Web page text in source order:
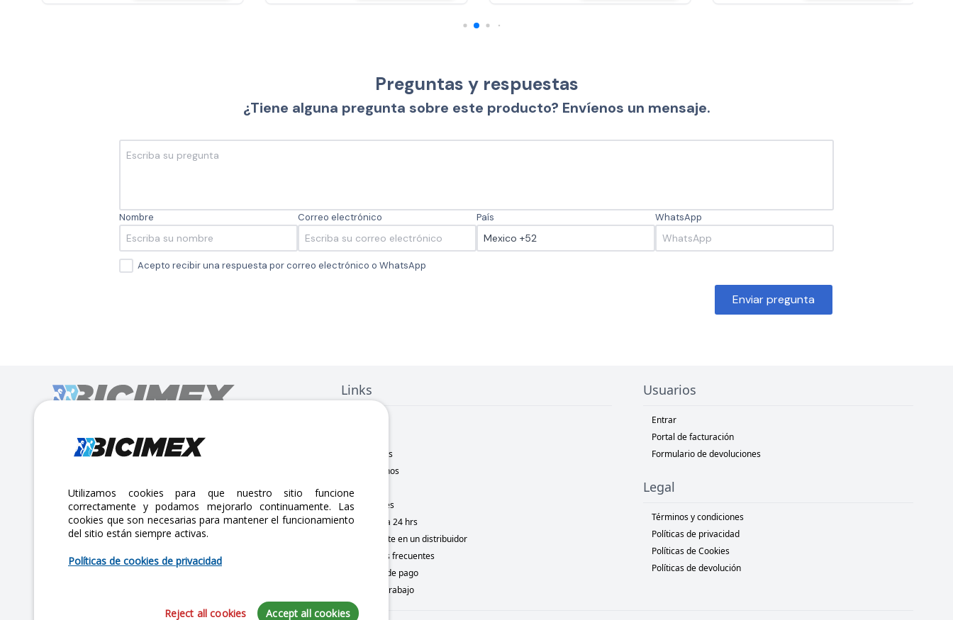
Preguntas y respuestas
¿Tiene alguna pregunta sobre este producto? Envíenos un mensaje.
Nombre Correo electrónico País WhatsApp
Acepto recibir una respuesta por correo electrónico o WhatsApp
Enviar pregunta
Calle Lago Müritz No. 30 Col. Mariano Escobedo,
atencionclientes@bicimex.com
+ 55 9126 9007
Links
Sucursales
Contáctanos
Novedades
Motometa 24 hrs
Conviértete en un distribuidor
Preguntas frecuentes
Métodos de pago
Bolsa de trabajo
Usuarios
Entrar
Portal de facturación
Formulario de devoluciones
Legal
Términos y condiciones
Políticas de privacidad
Políticas de Cookies
Políticas de devolución
Utilizamos cookies para que nuestro sitio funcione
correctamente y podamos mejorarlo continuamente. Las
cookies que son necesarias para mantener el funcionamiento
del sitio están siempre activas.
Políticas de cookies de privacidad
Reject all cookies Accept all cookies